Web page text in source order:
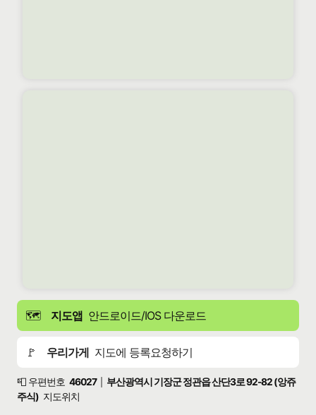
🗺️ 지도앱 안드로이드/IOS 다운로드
🚩 우리가게 지도에 등록요청하기
📮 우편번호 46027
부산광역시 기장군 정관읍 산단3로 92-82 (앙쥬
주식) 지도위치